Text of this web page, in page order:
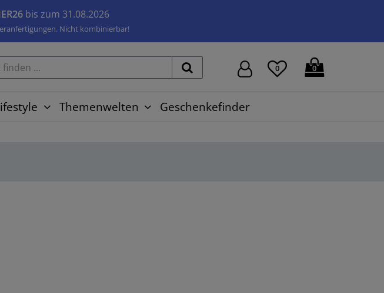
bis zum 31.08.2026
Nicht kombinierbar!
0 0
Themenwelten Geschenkefinder